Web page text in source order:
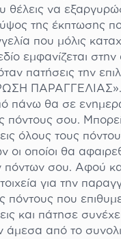
θέλεις να
της έκπτωσης
που μόλις
εμφανίζεται
πατήσεις την
ΠΑΡΑΓΓΕΛΙΑΣ».
πάνω θα σε
πόντους σου.
όλους τους
οι οποίοι θα
πόντων σου. Αφού
για την
πόντους που
και πάτησε
άμεσα από το